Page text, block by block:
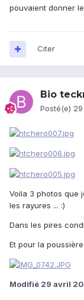
pouvaient donner
Citer
Bio
Posté(e)
Voila 3 photos que
les rayures ... :)
Dans les pires
Et pour la
Modifié 29 avril